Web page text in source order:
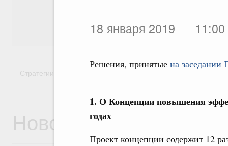
18 января 2019 11:00
Решения, принятые на заседании
1. О Концепции повышения
годах
Проект концепции содержит 12
Общество
Государство
Стратегии
Новости